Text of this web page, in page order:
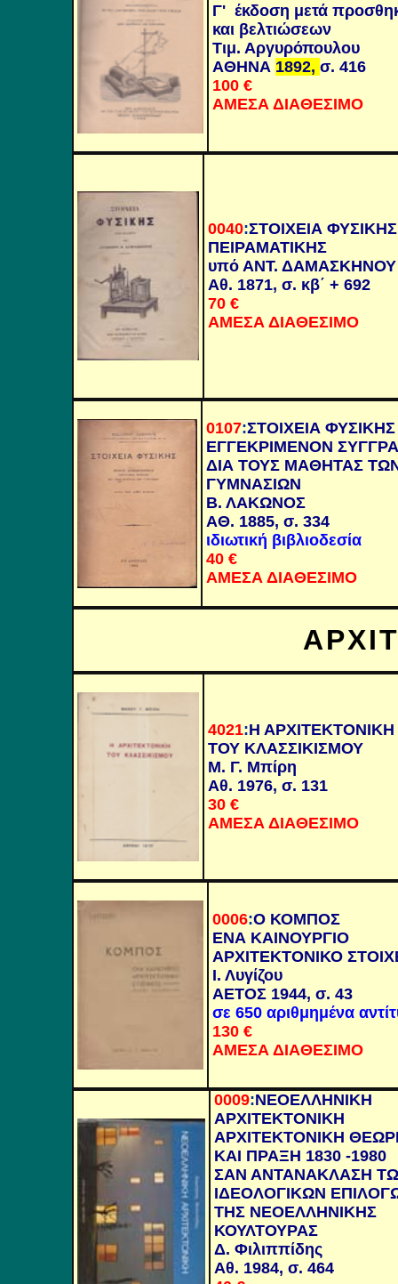
Γ' έκδοση μετά
και βελτιώσεων
Τιμ. Αργυρόπουλου
ΑΘΗΝΑ 1892, σ. 416
100€
ΑΜΕΣΑ ΔΙΑΘΕΣΙΜΟ
0040:ΣΤΟΙΧΕΙΑ ΦΥΣΙΚΗΣ
ΠΕΙΡΑΜΑΤΙΚΗΣ
υπό ΑΝΤ. ΔΑΜΑΣΚΗΝΟΥ
Αθ. 1871, σ. κβ΄ + 692
70€
ΑΜΕΣΑ ΔΙΑΘΕΣΙΜΟ
0107:ΣΤΟΙΧΕΙΑ ΦΥΣΙΚΗΣ
ΕΓΓΕΚΡΙΜΕΝΟΝ
ΔΙΑ ΤΟΥΣ ΜΑΘΗΤΑΣ
ΓΥΜΝΑΣΙΩΝ
Β. ΛΑΚΩΝΟΣ
ΑΘ. 1885, σ. 334
ιδιωτική βιβλιοδεσία
40€
ΑΜΕΣΑ ΔΙΑΘΕΣΙΜΟ
4021:Η ΑΡΧΙΤΕΚΤΟΝΙΚΗ
ΤΟΥ ΚΛΑΣΣΙΚΙΣΜΟΥ
Μ. Γ. Μπίρη
Αθ. 1976, σ. 131
30 €
ΑΜΕΣΑ ΔΙΑΘΕΣΙΜΟ
0006:Ο ΚΟΜΠΟΣ
ΕΝΑ ΚΑΙΝΟΥΡΓΙΟ
ΑΡΧΙΤΕΚΤΟΝΙΚΟ
Ι. Λυγίζου
ΑΕΤΟΣ 1944, σ. 43
σε 650 αριθμημένα
130€
ΑΜΕΣΑ ΔΙΑΘΕΣΙΜΟ
0009:ΝΕΟΕΛΛΗΝΙΚΗ
ΑΡΧΙΤΕΚΤΟΝΙΚΗ
ΑΡΧΙΤΕΚΤΟΝΙΚΗ
ΚΑΙ ΠΡΑΞΗ 1830 -1980
ΣΑΝ ΑΝΤΑΝΑΚΛΑΣΗ
ΙΔΕΟΛΟΓΙΚΩΝ
ΤΗΣ ΝΕΟΕΛΛΗΝΙΚΗΣ
ΚΟΥΛΤΟΥΡΑΣ
Δ. Φιλιππίδης
Αθ. 1984, σ. 464